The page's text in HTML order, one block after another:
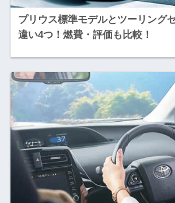
プリウス標準モデルとツーリング
違い4つ！燃費・評価も比較！